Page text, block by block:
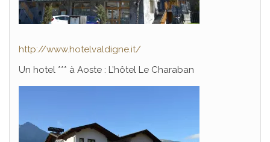
http://www.hotelvaldigne.it/
Un hotel *** à Aoste : L’hôtel Le Charaban